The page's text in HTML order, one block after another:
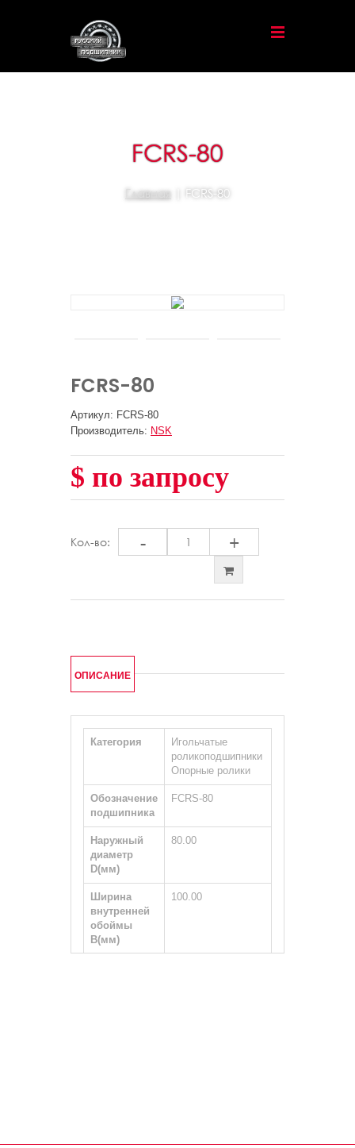
FCRS-80
Главная | FCRS-80
FCRS-80
Артикул: FCRS-80
Производитель: NSK
$ по запросу
Кол-во: - +
ОПИСАНИЕ
Категория
Игольчатые
роликоподшипники
Опорные ролики
Обозначение
подшипника
FCRS-80
Наружный
диаметр
D(мм)
80.00
Ширина
внутренней
обоймы
B(мм)
100.00